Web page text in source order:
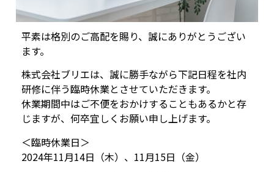
平素は格別のご高配を賜り、誠にありがとうござい
ます。
株式会社ブリエは、誠に勝手ながら下記日程を社内
研修に伴う臨時休業とさせていただきます。
休業期間中はご不便をおかけすることもあるかと存
じますが、何卒宜しくお願い申し上げます。
＜臨時休業日＞
2024年11月14日（木）、11月15日（金）